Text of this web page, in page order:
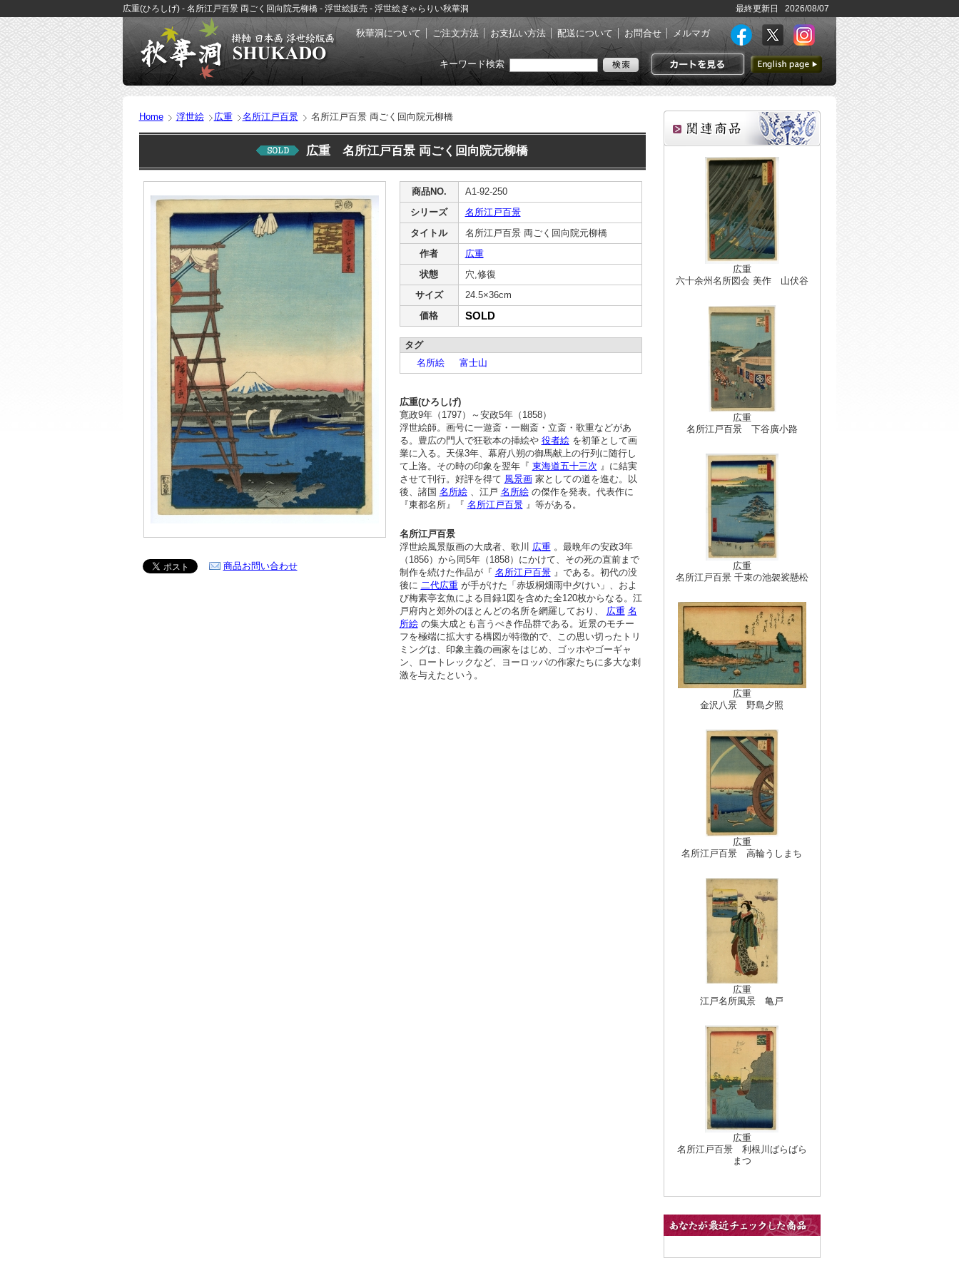
広重(ひろしげ) - 名所江戸百景 両ごく回向院元柳橋 - 浮世絵販売 - 浮世絵ぎゃらりい秋華洞 最終更新日 2026/08/07
秋華洞について ご注文方法 お支払い方法 配送について お問合せ メルマガ
カートを見る
英語ページへ
キーワード検索
Home 浮世絵 広重 名所江戸百景 名所江戸百景 両ごく回向院元柳橋
広重 名所江戸百景 両ごく回向院元柳橋
商品お問い合わせ
商品NO.
A1-92-250
シリーズ
名所江戸百景
タイトル
名所江戸百景 両ごく回向院元柳橋
作者
広重
状態
穴,修復
サイズ
24.5×36cm
価格
SOLD
タグ
名所絵
富士山
広重(ひろしげ)
寛政9年（1797）～安政5年（1858）
浮世絵師。画号に一遊斎・一幽斎・立斎・歌重などがあ
る。豊広の門人で狂歌本の挿絵や 役者絵を初筆として画
業に入る。天保3年、幕府八朔の御馬献上の行列に随行し
て上洛。その時の印象を翌年『 東海道五十三次 』に結実
させて刊行。好評を得て 風景画家としての道を進む。以
後、諸国 名所絵、江戸 名所絵の傑作を発表。代表作に
『東都名所』『 名所江戸百景』等がある。
名所江戸百景
浮世絵風景版画の大成者、歌川 広重。最晩年の安政3年
（1856）から同5年（1858）にかけて、その死の直前まで
制作を続けた作品が『 名所江戸百景』である。初代の没
後に 二代広重が手がけた「赤坂桐畑雨中夕けい」、およ
び梅素亭玄魚による目録1図を含めた全120枚からなる。江
戸府内と郊外のほとんどの名所を網羅しており、 広重 名
所絵の集大成とも言うべき作品群である。近景のモチー
フを極端に拡大する構図が特徴的で、この思い切ったトリ
ミングは、印象主義の画家をはじめ、ゴッホやゴーギャ
ン、ロートレックなど、ヨーロッパの作家たちに多大な刺
激を与えたという。
広重
六十余州名所図会 美作 山伏谷
広重
名所江戸百景 下谷廣小路
広重
名所江戸百景 千束の池袈裟懸松
広重
金沢八景 野島夕照
広重
名所江戸百景 高輪うしまち
広重
江戸名所風景 亀戸
広重
名所江戸百景 利根川ばらばら
まつ